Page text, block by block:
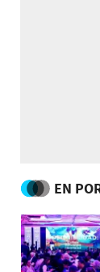
EN